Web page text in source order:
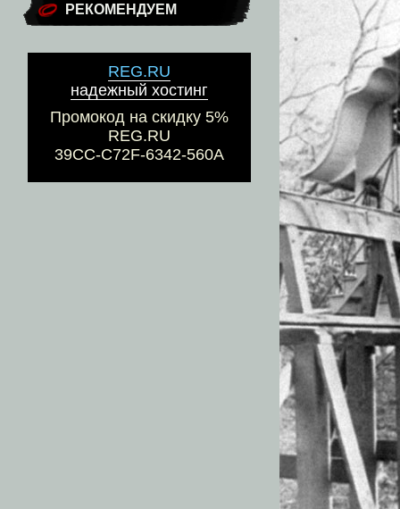
РЕКОМЕНДУЕМ
REG.RU
надежный хостинг
Промокод на скидку 5%
REG.RU
39CC-C72F-6342-560A